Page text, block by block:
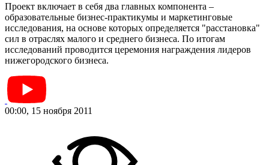
Проект включает в себя два главных компонента –
образовательные бизнес-практикумы и маркетинговые
исследования, на основе которых определяется "расстановка"
сил в отраслях малого и среднего бизнеса. По итогам
исследований проводится церемония награждения лидеров
нижегородского бизнеса.
00:00, 15 ноября 2011